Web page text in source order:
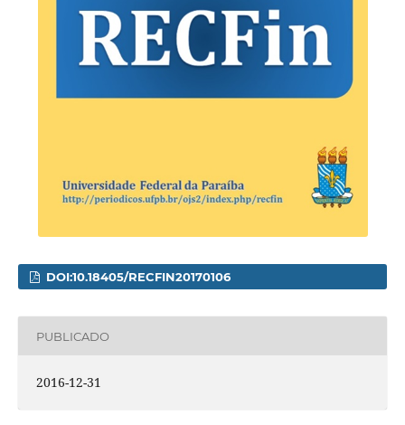
DOI:10.18405/RECFIN20170106
PUBLICADO
2016-12-31